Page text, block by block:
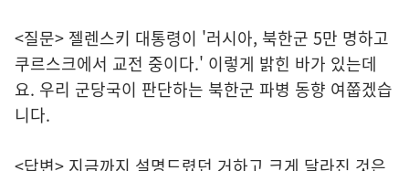
<질문> 젤렌스키 대통령이 '러시아, 북한군 5만 명하고
쿠르스크에서 교전 중이다.' 이렇게 밝힌 바가 있는데
요. 우리 군당국이 판단하는 북한군 파병 동향 여쭙겠습
니다.
<답변> 지금까지 설명드렸던 거하고 크게 달라진 것은